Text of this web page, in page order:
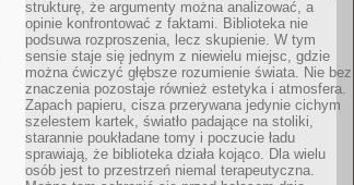
strukturę, że argumenty można analizować, a
opinie konfrontować z faktami. Biblioteka nie
podsuwa rozproszenia, lecz skupienie. W tym
sensie staje się jednym z niewielu miejsc, gdzie
można ćwiczyć głębsze rozumienie świata. Nie bez
znaczenia pozostaje również estetyka i atmosfera.
Zapach papieru, cisza przerywana jedynie cichym
szelestem kartek, światło padające na stoliki,
starannie poukładane tomy i poczucie ładu
sprawiają, że biblioteka działa kojąco. Dla wielu
osób jest to przestrzeń niemal terapeutyczna.